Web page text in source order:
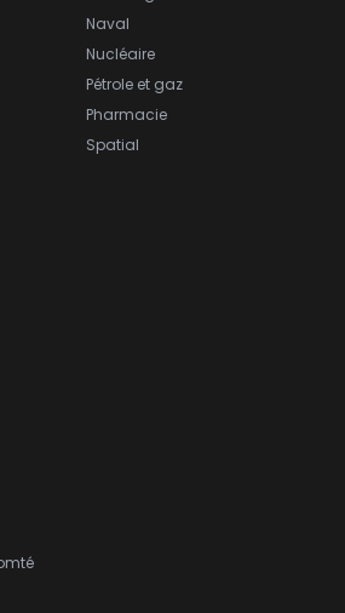
Naval
Nucléaire
Pétrole et gaz
Pharmacie
Spatial